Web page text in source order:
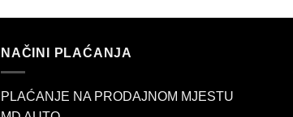
NAČINI PLAĆANJA
PLAĆANJE NA PRODAJNOM MJESTU